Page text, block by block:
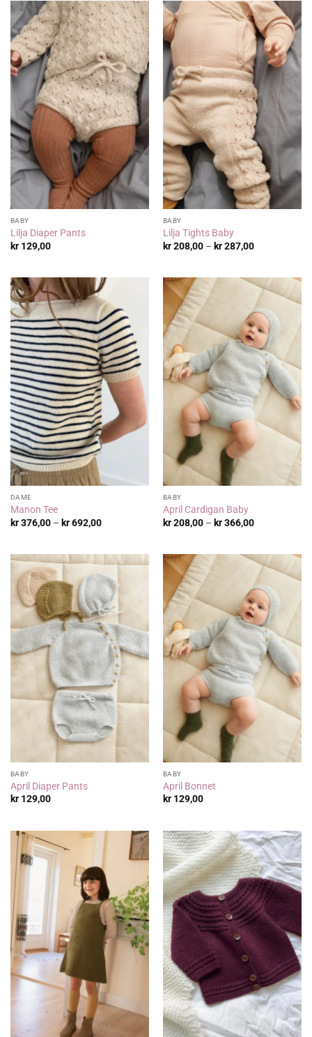
BABY
Lilja Diaper Pants
kr129,00
BABY
Lilja Tights Baby
kr208,00 – kr287,00Prisområde:
DAME
Manon Tee
kr376,00 – kr692,00Prisområde:
BABY
April Cardigan Baby
kr208,00 – kr366,00Prisområde:
BABY
April Diaper Pants
kr129,00
BABY
April Bonnet
kr129,00